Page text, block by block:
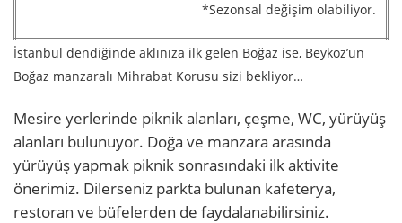
*Sezonsal değişim olabiliyor.
İstanbul dendiğinde aklınıza ilk gelen Boğaz ise, Beykoz’un
Boğaz manzaralı Mihrabat Korusu sizi bekliyor…
Mesire yerlerinde piknik alanları, çeşme, WC, yürüyüş
alanları bulunuyor. Doğa ve manzara arasında
yürüyüş yapmak piknik sonrasındaki ilk aktivite
önerimiz. Dilerseniz parkta bulunan kafeterya,
restoran ve büfelerden de faydalanabilirsiniz.